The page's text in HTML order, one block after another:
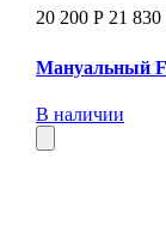
20 200 Р 21 830
Мануальный
В наличии